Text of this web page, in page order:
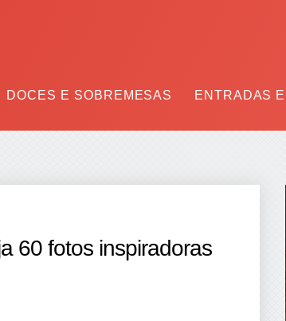
DOCES E SOBREMESAS ENTRADAS
60 fotos inspiradoras